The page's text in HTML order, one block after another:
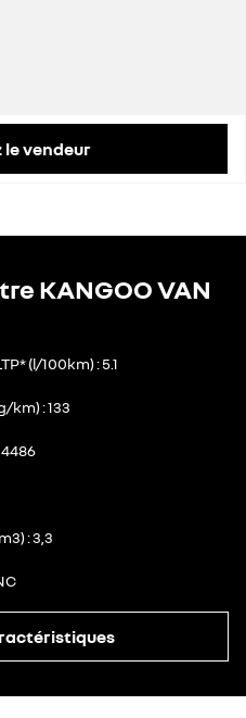
vendeur
KANGOO VAN
(l/100km) 5.1
km) 133
4486
3,3